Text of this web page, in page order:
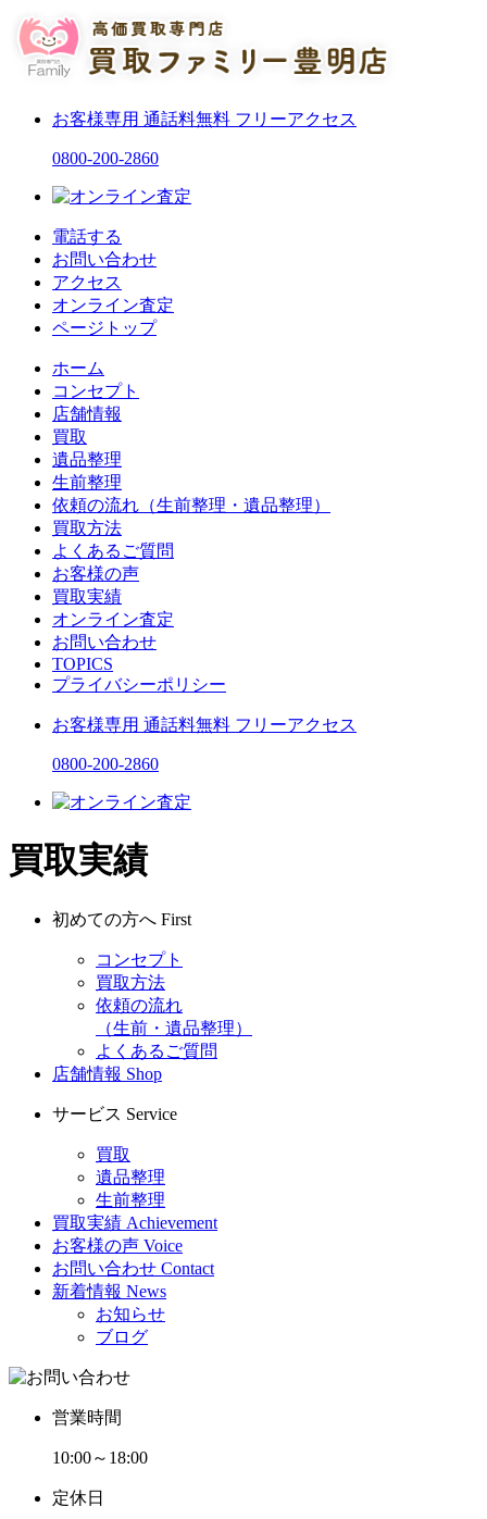
お客様専用 通話料無料 フリーアクセス
0800-200-2860
電話する
お問い合わせ
アクセス
オンライン査定
ページトップ
ホーム
コンセプト
店舗情報
買取
遺品整理
生前整理
依頼の流れ（生前整理・遺品整理）
買取方法
よくあるご質問
お客様の声
買取実績
オンライン査定
お問い合わせ
TOPICS
プライバシーポリシー
お客様専用 通話料無料 フリーアクセス
0800-200-2860
買取実績
初めての方へ First
コンセプト
買取方法
依頼の流れ
（生前・遺品整理）
よくあるご質問
店舗情報 Shop
サービス Service
買取
遺品整理
生前整理
買取実績 Achievement
お客様の声 Voice
お問い合わせ Contact
新着情報 News
お知らせ
ブログ
営業時間
10:00～18:00
定休日